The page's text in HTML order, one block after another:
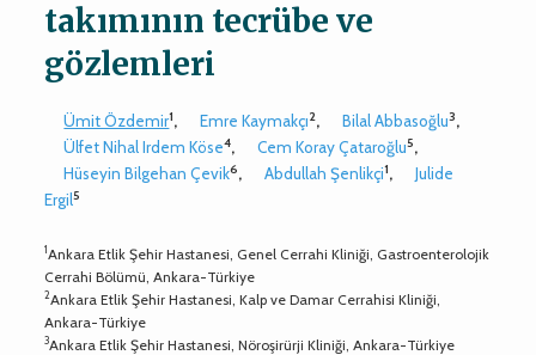
takımının tecrübe ve
gözlemleri
Ümit Özdemir1, Emre Kaymakçı2, Bilal Abbasoğlu3,
Ülfet Nihal Irdem Köse4, Cem Koray Çataroğlu5,
Hüseyin Bilgehan Çevik6, Abdullah Şenlikçi1,
Julide
Ergil5
1Ankara Etlik Şehir Hastanesi, Genel Cerrahi Kliniği, Gastroenterolojik
Cerrahi Bölümü, Ankara-Türkiye
2Ankara Etlik Şehir Hastanesi, Kalp ve Damar Cerrahisi Kliniği,
Ankara-Türkiye
3Ankara Etlik Şehir Hastanesi, Nöroşirürji Kliniği, Ankara-Türkiye